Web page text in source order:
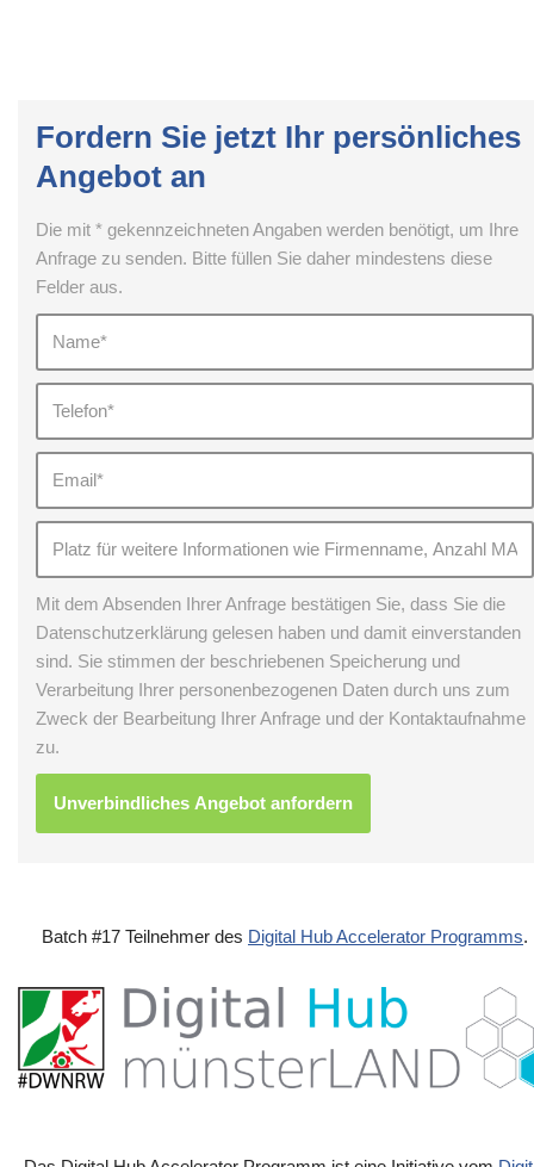
Fordern Sie jetzt Ihr persönliches
Angebot an
Die mit * gekennzeichneten Angaben werden benötigt, um Ihre
Anfrage zu senden. Bitte füllen Sie daher mindestens diese
Felder aus.
Mit dem Absenden Ihrer Anfrage bestätigen Sie, dass Sie die
Datenschutzerklärung gelesen haben und damit einverstanden
sind. Sie stimmen der beschriebenen Speicherung und
Verarbeitung Ihrer personenbezogenen Daten durch uns zum
Zweck der Bearbeitung Ihrer Anfrage und der Kontaktaufnahme
zu.
Batch #17 Teilnehmer des Digital Hub Accelerator Programms.